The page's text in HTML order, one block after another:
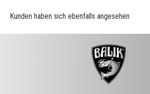
Kunden haben sich ebenfalls angesehen